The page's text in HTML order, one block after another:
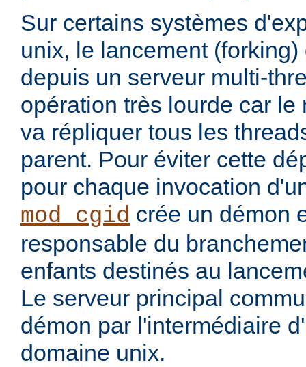
Sur certains systèmes
unix, le lancement
depuis un serveur multi-
opération très lourde car
va répliquer tous les
parent. Pour éviter cette
pour chaque invocation
mod_cgid crée un démon
responsable du
enfants destinés au
Le serveur principal
démon par l'intermédiaire
domaine unix.